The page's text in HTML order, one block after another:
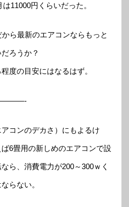
11000円くらいだった。
ら最新のエアコンならもっと
ろうか？
度の目安にはなるはず。
コンのデカさ）にもよるけ
6畳用の新しめのエアコンで設
ら、消費電力が200～300ｗく
らない。